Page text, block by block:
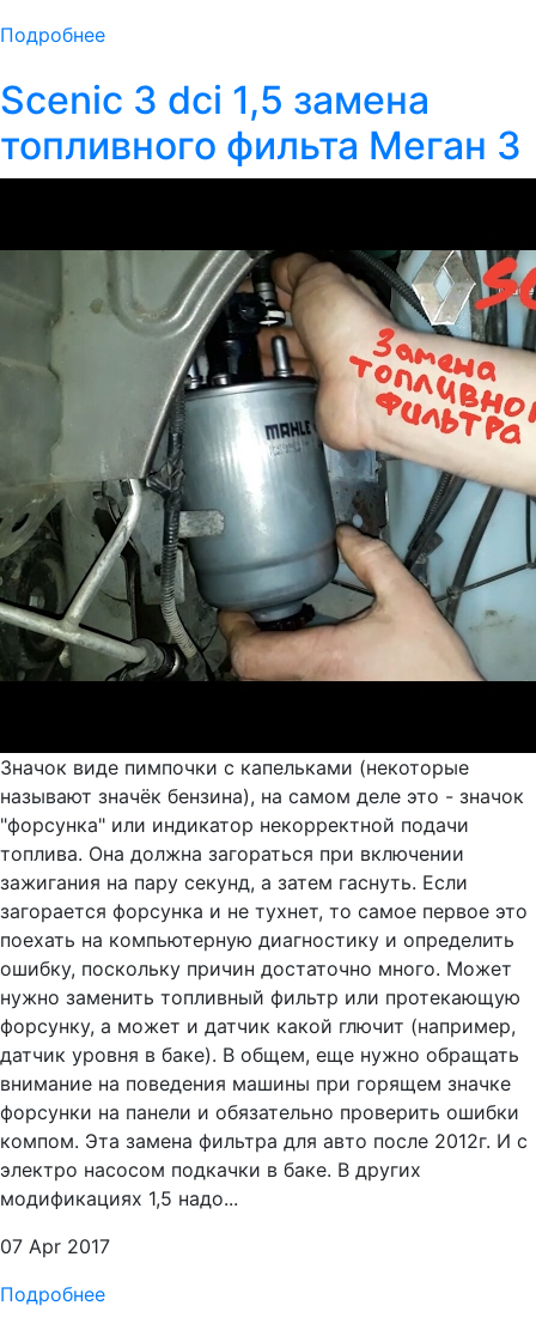
Подробнее
Scenic 3 dci 1,5 замена
топливного фильта Меган 3
Значок виде пимпочки с капельками (некоторые
называют значёк бензина), на самом деле это - значок
"форсунка" или индикатор некорректной подачи
топлива. Она должна загораться при включении
зажигания на пару секунд, а затем гаснуть. Если
загорается форсунка и не тухнет, то самое первое это
поехать на компьютерную диагностику и определить
ошибку, поскольку причин достаточно много. Может
нужно заменить топливный фильтр или протекающую
форсунку, а может и датчик какой глючит (например,
датчик уровня в баке). В общем, еще нужно обращать
внимание на поведения машины при горящем значке
форсунки на панели и обязательно проверить ошибки
компом. Эта замена фильтра для авто после 2012г. И с
электро насосом подкачки в баке. В других
модификациях 1,5 надо...
07 Apr 2017
Подробнее